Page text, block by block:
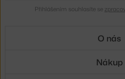
Přihlášením souhlasíte se
O nás
Nákup